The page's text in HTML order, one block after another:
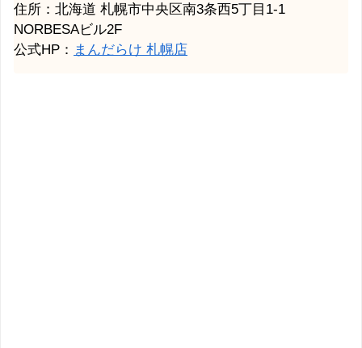
住所：北海道 札幌市中央区南3条西5丁目1-1
NORBESAビル2F
公式HP： まんだらけ 札幌店